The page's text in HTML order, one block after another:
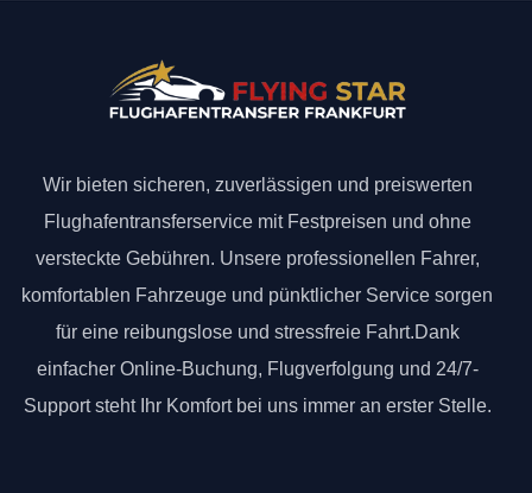
Wir bieten sicheren, zuverlässigen und preiswerten
Flughafentransferservice mit Festpreisen und ohne
versteckte Gebühren. Unsere professionellen Fahrer,
komfortablen Fahrzeuge und pünktlicher Service sorgen
für eine reibungslose und stressfreie Fahrt.Dank
einfacher Online-Buchung, Flugverfolgung und 24/7-
Support steht Ihr Komfort bei uns immer an erster Stelle.